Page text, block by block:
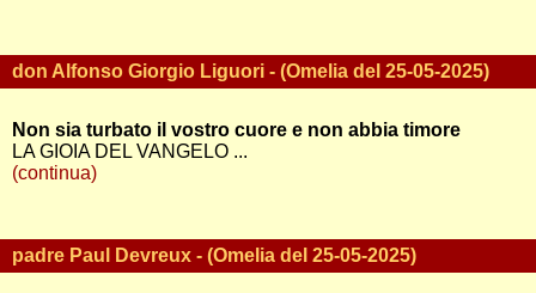
don Alfonso Giorgio Liguori - (Omelia del 25-05-2025)
Non sia turbato il vostro cuore e non abbia timore
LA GIOIA DEL VANGELO ...
(continua)
padre Paul Devreux - (Omelia del 25-05-2025)